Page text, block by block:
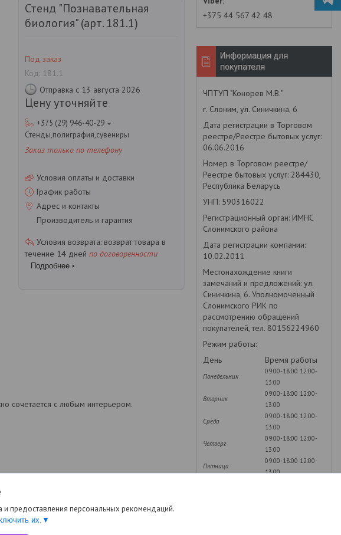
Стенд "Познавательная
биология" (арт. 181.1)
Под заказ
Код: 181.1
Отправка с 13 августа 2026
Цену уточняйте
+375 (29) 946-40-29
Стенды,полиграфия,сувениры
Заказ только по телефону
Условия оплаты и доставки
График работы
Адрес и контакты
Производитель и гарантия
возврат товара в
течение 14 дней по договоренности
Подробнее
сочетается с любым интерьером.
+375 44 567 42 48
Информация для
покупателя
ЧПТУП "Конорев М.В."
г. Слоним, ул. Синичкина, 6
Дата регистрации в Торговом
реестре/Реестре бытовых услуг:
06.06.2016
Номер в Торговом реестре/
Реестре бытовых услуг: 284430,
Республика Беларусь
УНП: 590316022
Регистрационный орган: ИМНС
Слонимского района
Дата регистрации компании:
10.02.2011
Местонахождение книги
замечаний и предложений: ул.
Синичкина, 6. Уполномоченный
Слонимского РИК по
рассмотрению обращений
покупателей, тел. 80156224960
Режим работы:
День
Время работы
Понедельник
09:00-18:00 12:00-
13:00
Вторник
09:00-18:00 12:00-
13:00
Среда
09:00-18:00 12:00-
13:00
Четверг
09:00-18:00 12:00-
13:00
Пятница
09:00-18:00 12:00-
13:00
предоставления персональных рекомендаций.
их.